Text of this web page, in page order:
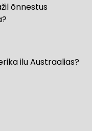
õnnestus
ilu Austraalias?